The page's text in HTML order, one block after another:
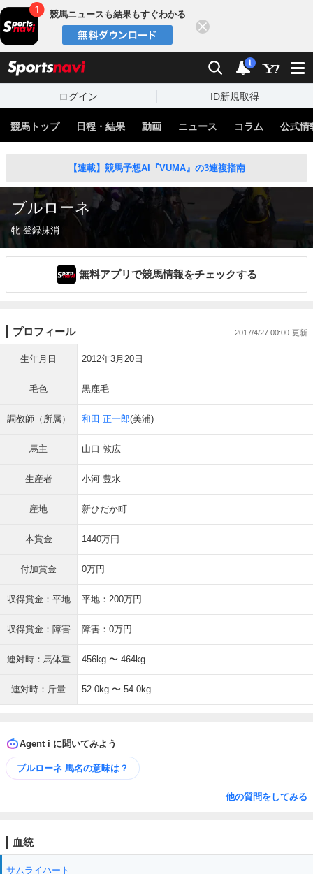
競馬ニュースも結果もすぐわかる
検索 通知
i
ログイン ID新規取得
競馬トップ 日程・結果 動画 ニュース コラム 公式情
【連載】競馬予想AI『VUMA』の3連複指南
ブルローネ
牝 登録抹消
無料アプリで競馬情報をチェックする
プロフィール 2017/4/27 00:00
生年月日 2012年3月20日
毛色 黒鹿毛
調教師（所属） 和田 正一郎(美浦)
馬主 山口 敦広
生産者 小河 豊水
産地 新ひだか町
本賞金 1440万円
付加賞金 0万円
収得賞金：平地 平地：200万円
収得賞金：障害 障害：0万円
連対時：馬体重 456kg 〜 464kg
連対時：斤量 52.0kg 〜 54.0kg
Agent i に聞いてみよう
ブルローネ 馬名の意味は？
他の質問をしてみる
血統
サムライハート